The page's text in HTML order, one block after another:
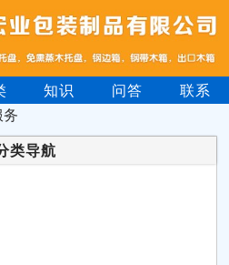
知识 问答
联系
类导航